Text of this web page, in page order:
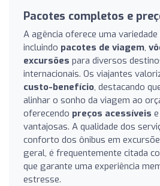
Pacotes completos e
A agência oferece uma
incluindo pacotes de viagem,
excursões para diversos
internacionais. Os viajantes
custo-benefício, destacando
alinhar o sonho da viagem ao
oferecendo preços acessíveis
vantajosas. A qualidade dos
conforto dos ônibus em
geral, é frequentemente citada
que garante uma experiência
estresse.